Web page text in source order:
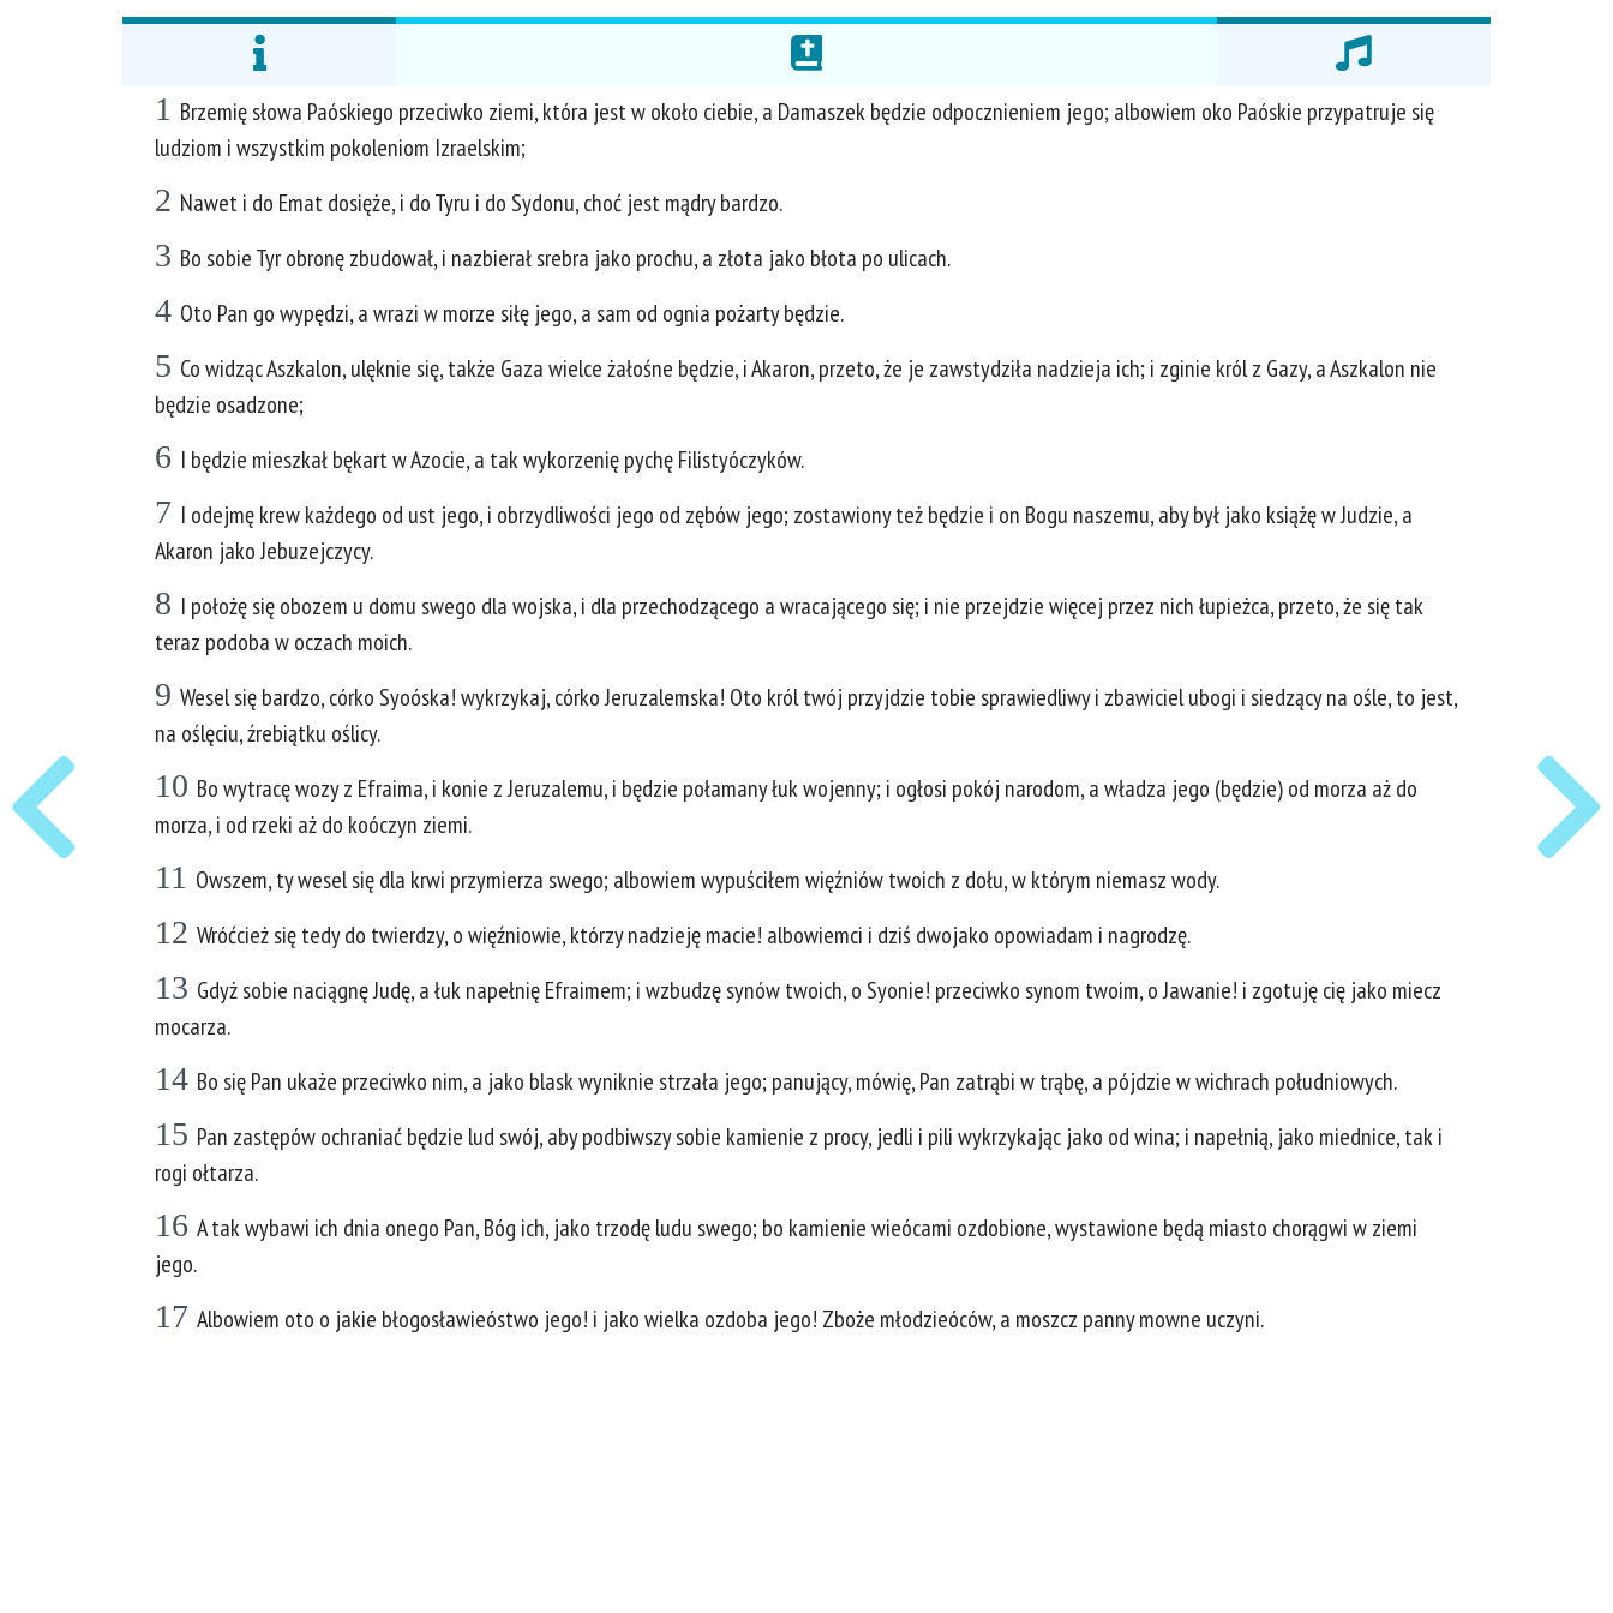
1 Brzemię słowa Paóskiego przeciwko ziemi, która jest w około ciebie, a Damaszek będzie odpocznieniem jego; albowiem oko Paóskie przypatruje się
ludziom i wszystkim pokoleniom Izraelskim;
2 Nawet i do Emat dosięże, i do Tyru i do Sydonu, choć jest mądry bardzo.
3 Bo sobie Tyr obronę zbudował, i nazbierał srebra jako prochu, a złota jako błota po ulicach.
4 Oto Pan go wypędzi, a wrazi w morze siłę jego, a sam od ognia pożarty będzie.
5 Co widząc Aszkalon, ulęknie się, także Gaza wielce żałośne będzie, i Akaron, przeto, że je zawstydziła nadzieja ich; i zginie król z Gazy, a Aszkalon nie
będzie osadzone;
6 I będzie mieszkał bękart w Azocie, a tak wykorzenię pychę Filistyóczyków.
7 I odejmę krew każdego od ust jego, i obrzydliwości jego od zębów jego; zostawiony też będzie i on Bogu naszemu, aby był jako książę w Judzie, a
Akaron jako Jebuzejczycy.
8 I położę się obozem u domu swego dla wojska, i dla przechodzącego a wracającego się; i nie przejdzie więcej przez nich łupieżca, przeto, że się tak
teraz podoba w oczach moich.
9 Wesel się bardzo, córko Syoóska! wykrzykaj, córko Jeruzalemska! Oto król twój przyjdzie tobie sprawiedliwy i zbawiciel ubogi i siedzący na ośle, to jest,
na oślęciu, źrebiątku oślicy.
10 Bo wytracę wozy z Efraima, i konie z Jeruzalemu, i będzie połamany łuk wojenny; i ogłosi pokój narodom, a władza jego (będzie) od morza aż do
morza, i od rzeki aż do koóczyn ziemi.
11 Owszem, ty wesel się dla krwi przymierza swego; albowiem wypuściłem więźniów twoich z dołu, w którym niemasz wody.
12 Wróćcież się tedy do twierdzy, o więźniowie, którzy nadzieję macie! albowiemci i dziś dwojako opowiadam i nagrodzę.
13 Gdyż sobie naciągnę Judę, a łuk napełnię Efraimem; i wzbudzę synów twoich, o Syonie! przeciwko synom twoim, o Jawanie! i zgotuję cię jako miecz
mocarza.
14 Bo się Pan ukaże przeciwko nim, a jako blask wyniknie strzała jego; panujący, mówię, Pan zatrąbi w trąbę, a pójdzie w wichrach południowych.
15 Pan zastępów ochraniać będzie lud swój, aby podbiwszy sobie kamienie z procy, jedli i pili wykrzykając jako od wina; i napełnią, jako miednice, tak i
rogi ołtarza.
16 A tak wybawi ich dnia onego Pan, Bóg ich, jako trzodę ludu swego; bo kamienie wieócami ozdobione, wystawione będą miasto chorągwi w ziemi
jego.
17 Albowiem oto o jakie błogosławieóstwo jego! i jako wielka ozdoba jego! Zboże młodzieóców, a moszcz panny mowne uczyni.